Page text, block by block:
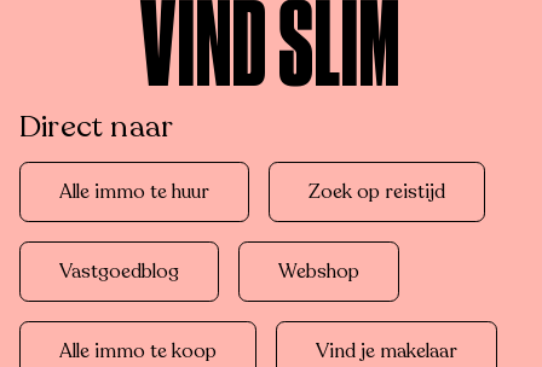
VIND SLIM
Direct naar
Alle immo te huur Zoek op reistijd
Vastgoedblog Webshop
Alle immo te koop Vind je makelaar